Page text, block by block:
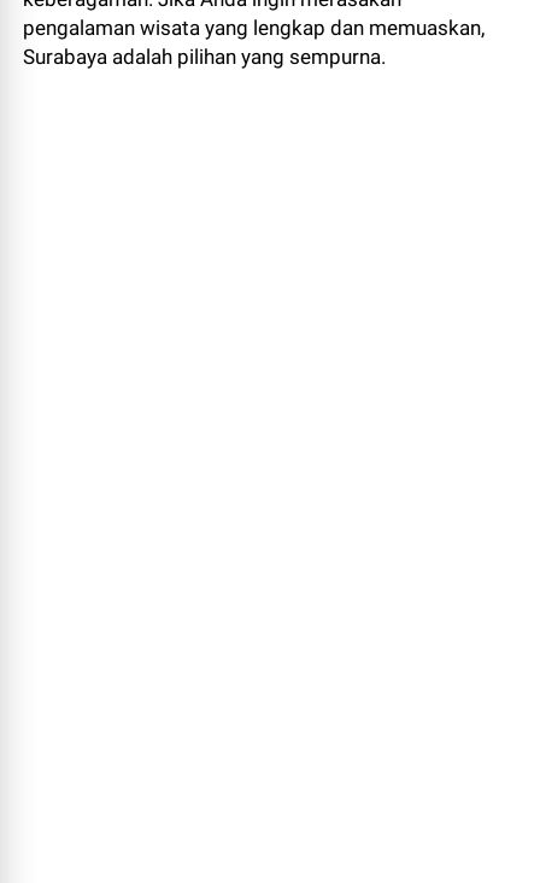
pengalaman wisata yang lengkap dan memuaskan,
Surabaya adalah pilihan yang sempurna.